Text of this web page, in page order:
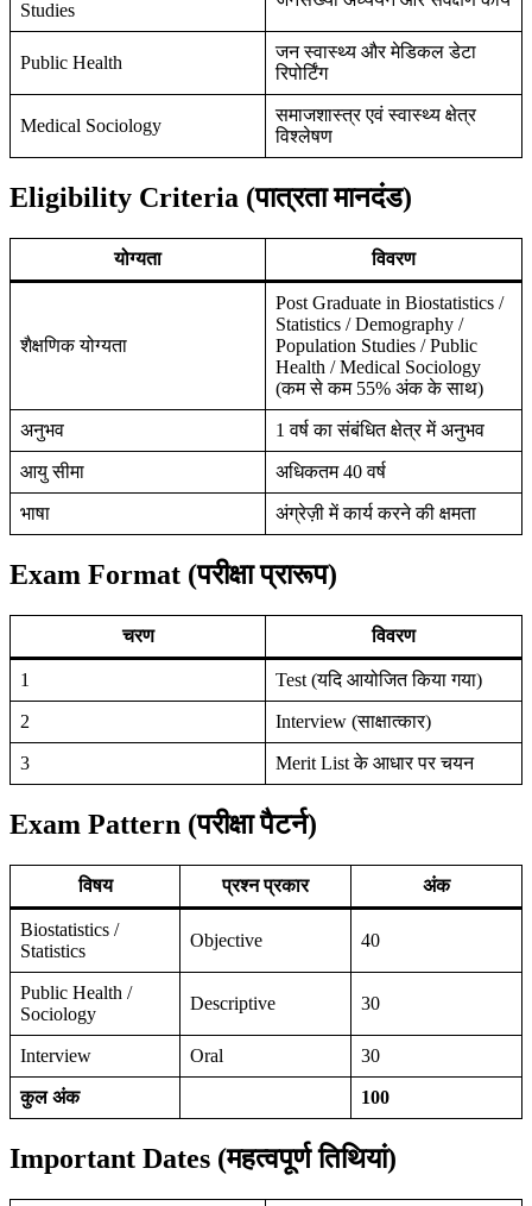
Studies
Public Health
जन स्वास्थ्य और मेडिकल डेटा
रिपोर्टिंग
Medical Sociology
समाजशास्त्र एवं स्वास्थ्य क्षेत्र
विश्लेषण
Eligibility Criteria (पात्रता मानदंड)
योग्यता विवरण
शैक्षणिक योग्यता
Post Graduate in Biostatistics /
Statistics / Demography /
Population Studies / Public
Health / Medical Sociology
(कम से कम 55% अंक के साथ)
अनुभव 1 वर्ष का संबंधित क्षेत्र में अनुभव
आयु सीमा अधिकतम 40 वर्ष
भाषा अंग्रेज़ी में कार्य करने की क्षमता
Exam Format (परीक्षा प्रारूप)
चरण विवरण
1 Test (यदि आयोजित किया गया)
2 Interview (साक्षात्कार)
3 Merit List के आधार पर चयन
Exam Pattern (परीक्षा पैटर्न)
विषय प्रश्न प्रकार अंक
Biostatistics /
Statistics
Objective 40
Public Health /
Sociology
Descriptive 30
Interview Oral 30
कुल अंक 100
Important Dates (महत्वपूर्ण तिथियां)